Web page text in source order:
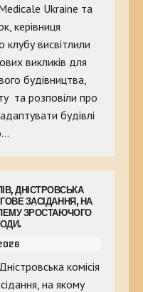
Ukraine та
керівниця
висвітлили
викликів для
будівництва,
та розповіли про
будівлі
ДНІСТРОВСЬКА
ЗАСІДАННЯ, НА
ЗРОСТАЮЧОГО
комісія
на якому